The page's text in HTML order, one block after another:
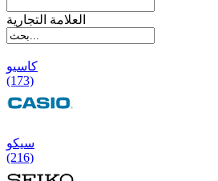
العلامة التجارية
کاسیو
(173)
سیکو
(216)